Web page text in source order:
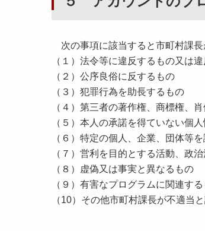
次の事項に該当すると市町村課長
（１）法令等に違反するもの又は
（２）公序良俗に反するもの
（３）犯罪行為を助長するもの
（４）第三者の著作権、商標権、
（５）本人の承諾を得ていない個
（６）特定の個人、企業、団体等
（７）営利を目的とする活動、政
（８）虚偽又は事実と異なるもの
（９）有害なプログラムに関連す
（10）その他市町村課長が不適当